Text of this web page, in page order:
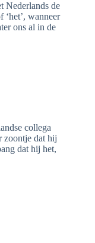
Nederlands de
‘het’, wanneer
ons al in de
collega
zoontje dat hij
dat hij het,